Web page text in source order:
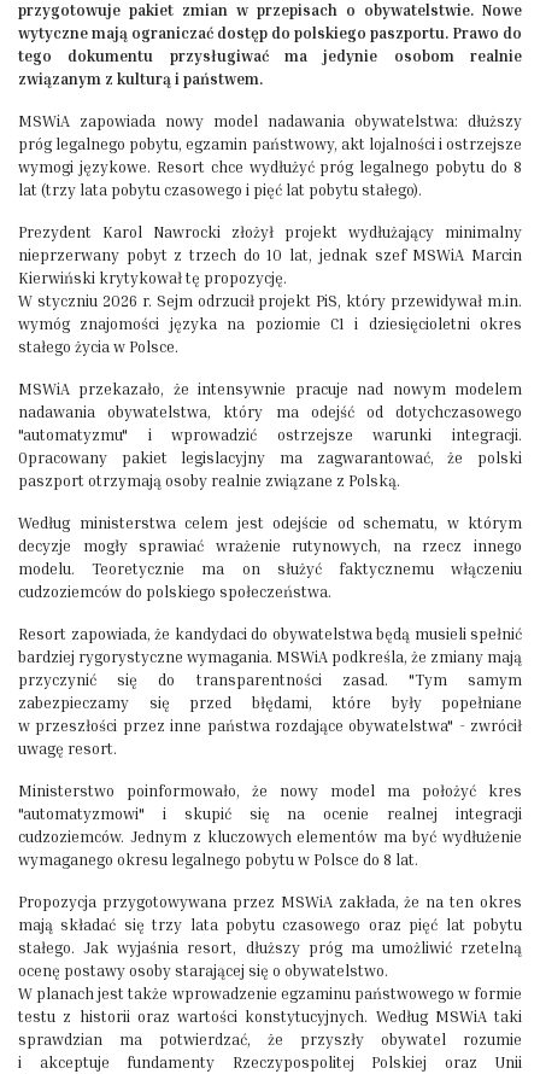
przygotowuje pakiet zmian w przepisach o obywatelstwie. Nowe
wytyczne mają ograniczać dostęp do polskiego paszportu. Prawo do
tego dokumentu przysługiwać ma jedynie osobom realnie
związanym z kulturą i państwem.
MSWiA zapowiada nowy model nadawania obywatelstwa: dłuższy
próg legalnego pobytu, egzamin państwowy, akt lojalności i ostrzejsze
wymogi językowe. Resort chce wydłużyć próg legalnego pobytu do 8
lat (trzy lata pobytu czasowego i pięć lat pobytu stałego).
Prezydent Karol Nawrocki złożył projekt wydłużający minimalny
nieprzerwany pobyt z trzech do 10 lat, jednak szef MSWiA Marcin
Kierwiński krytykował tę propozycję.
W styczniu 2026 r. Sejm odrzucił projekt PiS, który przewidywał m.in.
wymóg znajomości języka na poziomie C1 i dziesięcioletni okres
stałego życia w Polsce.
MSWiA przekazało, że intensywnie pracuje nad nowym modelem
nadawania obywatelstwa, który ma odejść od dotychczasowego
"automatyzmu" i wprowadzić ostrzejsze warunki integracji.
Opracowany pakiet legislacyjny ma zagwarantować, że polski
paszport otrzymają osoby realnie związane z Polską.
Według ministerstwa celem jest odejście od schematu, w którym
decyzje mogły sprawiać wrażenie rutynowych, na rzecz innego
modelu. Teoretycznie ma on służyć faktycznemu włączeniu
cudzoziemców do polskiego społeczeństwa.
Resort zapowiada, że kandydaci do obywatelstwa będą musieli spełnić
bardziej rygorystyczne wymagania. MSWiA podkreśla, że zmiany mają
przyczynić się do transparentności zasad. "Tym samym
zabezpieczamy się przed błędami, które były popełniane
w przeszłości przez inne państwa rozdające obywatelstwa" - zwrócił
uwagę resort.
Ministerstwo poinformowało, że nowy model ma położyć kres
"automatyzmowi" i skupić się na ocenie realnej integracji
cudzoziemców. Jednym z kluczowych elementów ma być wydłużenie
wymaganego okresu legalnego pobytu w Polsce do 8 lat.
Propozycja przygotowywana przez MSWiA zakłada, że na ten okres
mają składać się trzy lata pobytu czasowego oraz pięć lat pobytu
stałego. Jak wyjaśnia resort, dłuższy próg ma umożliwić rzetelną
ocenę postawy osoby starającej się o obywatelstwo.
W planach jest także wprowadzenie egzaminu państwowego w formie
testu z historii oraz wartości konstytucyjnych. Według MSWiA taki
sprawdzian ma potwierdzać, że przyszły obywatel rozumie
i akceptuje fundamenty Rzeczypospolitej Polskiej oraz Unii